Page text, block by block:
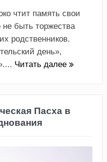
чтит память свои
не быть торжества
родственников.
день»,
Читать далее
Пасха в